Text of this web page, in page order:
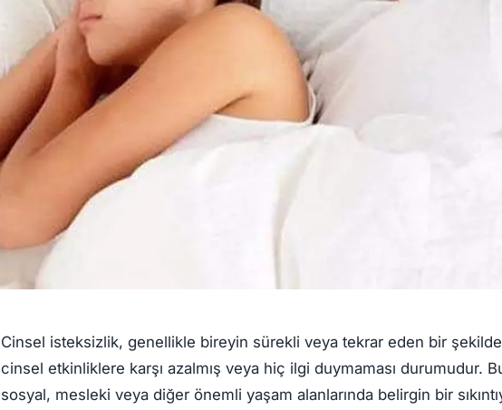
Cinsel isteksizlik, genellikle bireyin sürekli veya tekrar eden bir
cinsel etkinliklere karşı azalmış veya hiç ilgi duymaması durumudur.
sosyal, mesleki veya diğer önemli yaşam alanlarında belirgin bir